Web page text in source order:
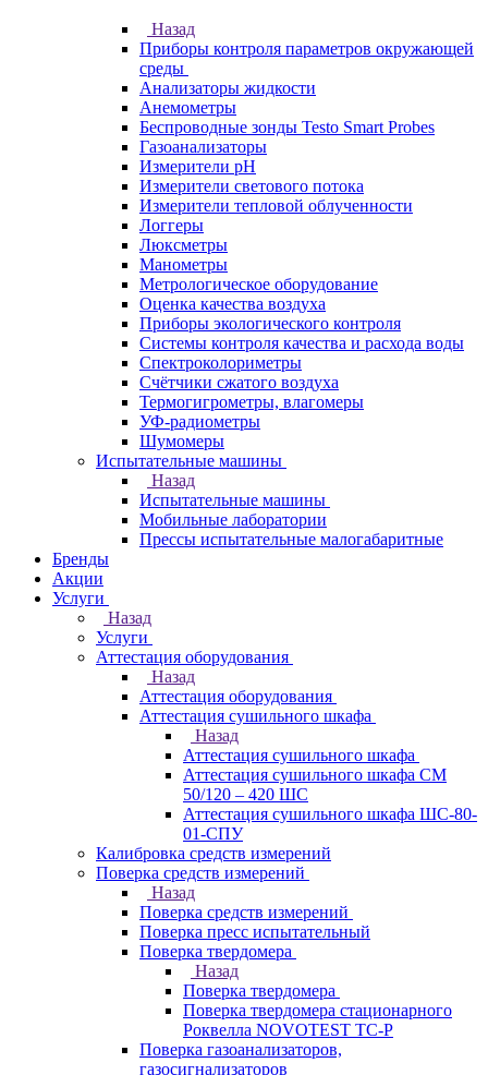
Назад
Приборы контроля параметров окружающей
среды
Анализаторы жидкости
Анемометры
Беспроводные зонды Testo Smart Probes
Газоанализаторы
Измерители pH
Измерители светового потока
Измерители тепловой облученности
Логгеры
Люксметры
Манометры
Метрологическое оборудование
Оценка качества воздуха
Приборы экологического контроля
Системы контроля качества и расхода воды
Спектроколориметры
Счётчики сжатого воздуха
Термогигрометры, влагомеры
УФ-радиометры
Шумомеры
Испытательные машины
Назад
Испытательные машины
Мобильные лаборатории
Прессы испытательные малогабаритные
Бренды
Акции
Услуги
Назад
Услуги
Аттестация оборудования
Назад
Аттестация оборудования
Аттестация сушильного шкафа
Назад
Аттестация сушильного шкафа
Аттестация сушильного шкафа СМ
50/120 – 420 ШС
Аттестация сушильного шкафа ШС-80-
01-СПУ
Калибровка средств измерений
Поверка средств измерений
Назад
Поверка средств измерений
Поверка пресс испытательный
Поверка твердомера
Назад
Поверка твердомера
Поверка твердомера стационарного
Роквелла NOVOTEST TС-Р
Поверка газоанализаторов,
газосигнализаторов